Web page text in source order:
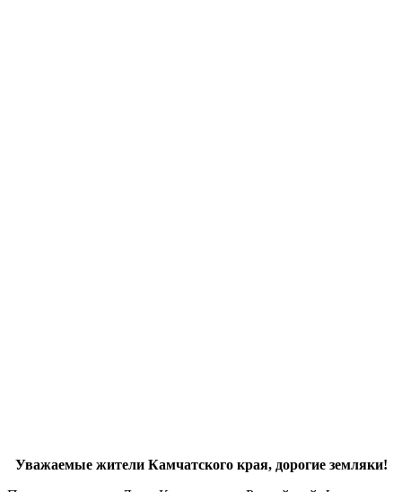
Уважаемые жители Камчатского края, дорогие земляки!